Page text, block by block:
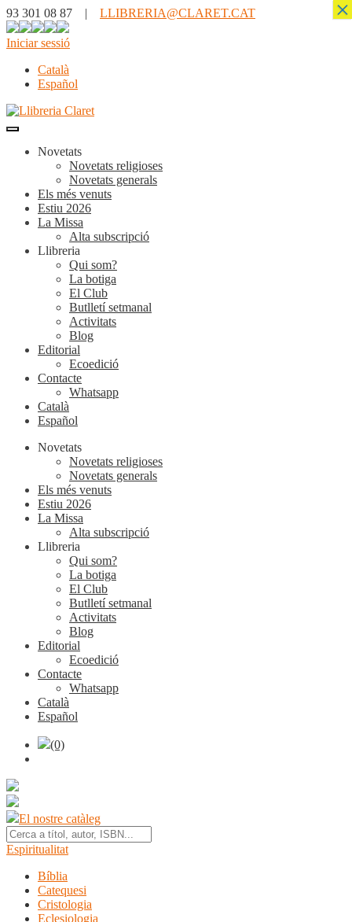
93 301 08 87 | LLIBRERIA@CLARET.CAT
Iniciar sessió
Català
Español
Novetats
Novetats religioses
Novetats generals
Els més venuts
Estiu 2026
La Missa
Alta subscripció
Llibreria
Qui som?
La botiga
El Club
Butlletí setmanal
Activitats
Blog
Editorial
Ecoedició
Contacte
Whatsapp
Català
Español
Novetats
Novetats religioses
Novetats generals
Els més venuts
Estiu 2026
La Missa
Alta subscripció
Llibreria
Qui som?
La botiga
El Club
Butlletí setmanal
Activitats
Blog
Editorial
Ecoedició
Contacte
Whatsapp
Català
Español
(0)
El nostre catàleg
Espiritualitat
Bíblia
Catequesi
Cristologia
Eclesiologia
×